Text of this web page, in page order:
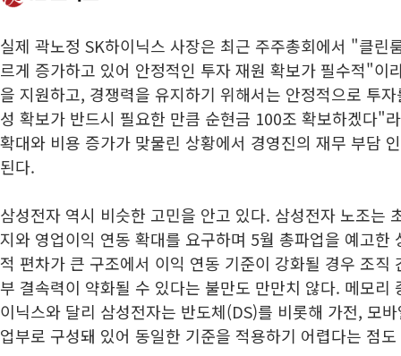
실제 곽노정 SK하이닉스 사장은 최근 주주총회에서 "클린
르게 증가하고 있어 안정적인 투자 재원 확보가 필수적"이
을 지원하고, 경쟁력을 유지하기 위해서는 안정적으로 투
성 확보가 반드시 필요한 만큼 순현금 100조 확보하겠다"
확대와 비용 증가가 맞물린 상황에서 경영진의 재무 부담
된다.
삼성전자 역시 비슷한 고민을 안고 있다. 삼성전자 노조는
지와 영업이익 연동 확대를 요구하며 5월 총파업을 예고한
적 편차가 큰 구조에서 이익 연동 기준이 강화될 경우 조직
부 결속력이 약화될 수 있다는 불만도 만만치 않다. 메모리
이닉스와 달리 삼성전자는 반도체(DS)를 비롯해 가전, 모
업부로 구성돼 있어 동일한 기준을 적용하기 어렵다는 점